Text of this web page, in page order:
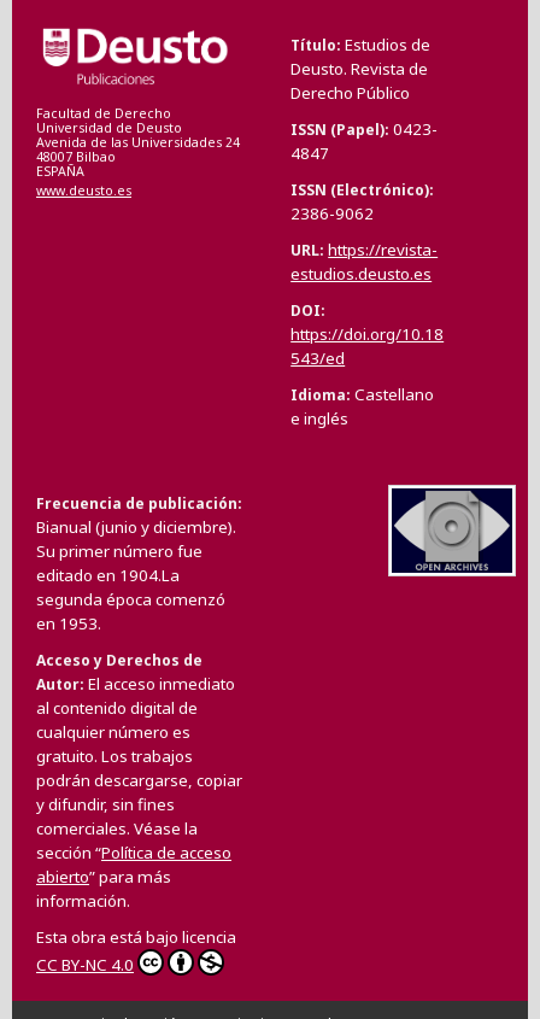
Facultad de Derecho
Universidad de Deusto
Avenida de las Universidades 24
48007 Bilbao
ESPAÑA
www.deusto.es
Título Estudios de
Deusto. Revista de
Derecho Público
ISSN (Papel) 0423-
4847
ISSN (Electrónico)
2386-9062
URL https://revista-
estudios.deusto.es
DOI
https://doi.org/10.18
543/ed
Idioma Castellano
e inglés
Frecuencia de publicación
Bianual (junio y diciembre).
Su primer número fue
editado en 1904.La
segunda época comenzó
en 1953.
Acceso y Derechos de
Autor El acceso inmediato
al contenido digital de
cualquier número es
gratuito. Los trabajos
podrán descargarse, copiar
y difundir, sin fines
comerciales. Véase la
sección “Política de acceso
abierto” para más
información.
Esta obra está bajo licencia
CC BY-NC 4.0